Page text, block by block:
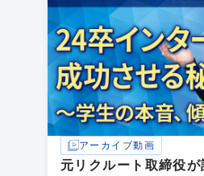
アーカイブ動画
元リクルート取締役